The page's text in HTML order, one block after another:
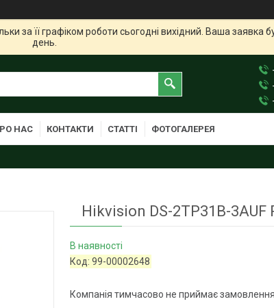
за її графіком роботи сьогодні вихідний. Ваша
день.
НАС КОНТАКТИ СТАТТІ ФОТОГАЛЕРЕЯ
Hikvision DS-2TP31B-
В наявності
Код:99-00002648
Компанія тимчасово не приймає замовлення